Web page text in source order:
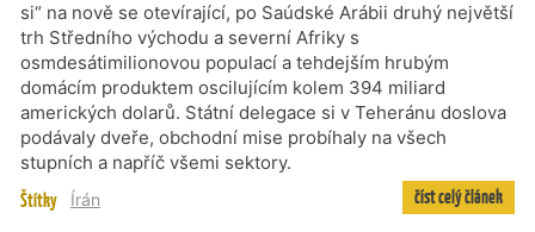
si“ na nově se otevírající, po Saúdské Arábii druhý největší
trh Středního východu a severní Afriky s
osmdesátimilionovou populací a tehdejším hrubým
domácím produktem oscilujícím kolem 394 miliard
amerických dolarů. Státní delegace si v Teheránu doslova
podávaly dveře, obchodní mise probíhaly na všech
stupních a napříč všemi sektory.
Štítky Írán číst celý článek